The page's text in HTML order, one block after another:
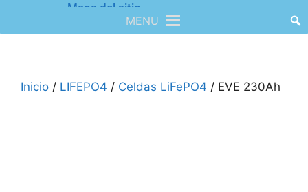
Mapa del sitio
MENU
Inicio / LIFEPO4 / Celdas LiFePO4 / EVE 230Ah